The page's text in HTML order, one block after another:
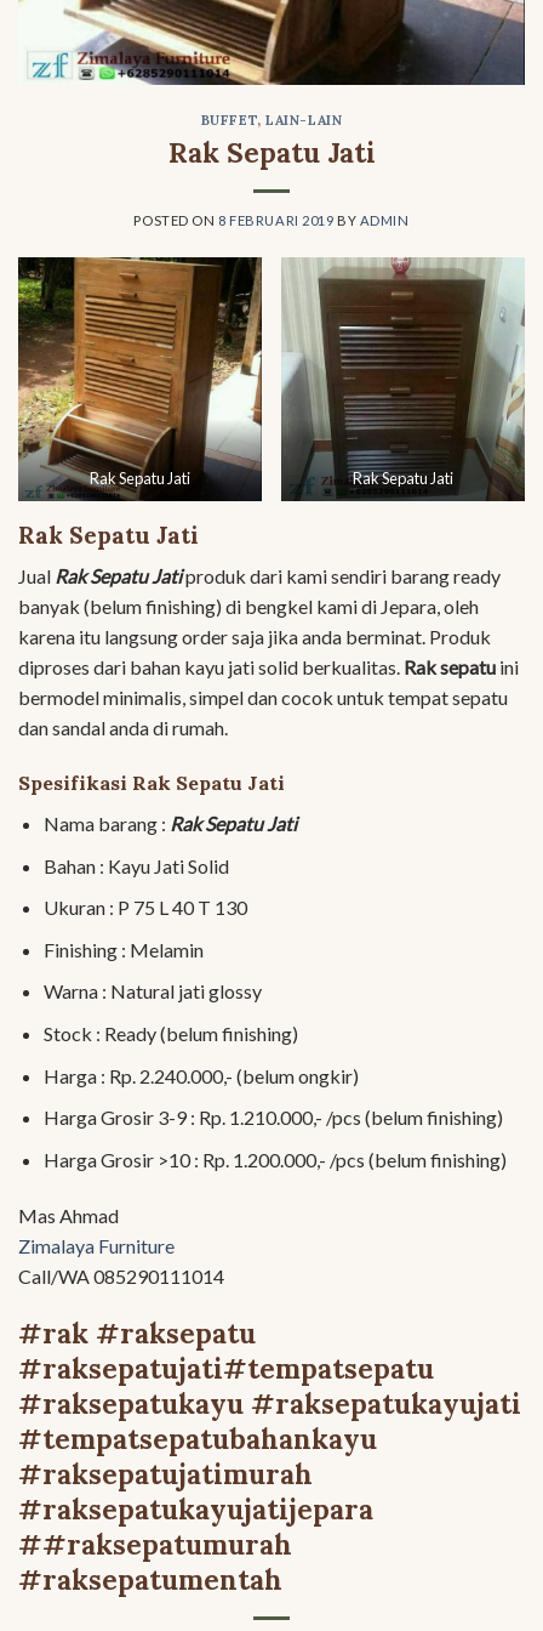
BUFFET,LAIN-LAIN
Rak Sepatu Jati
POSTED ON 8 FEBRUARI 2019 BY ADMIN
Rak Sepatu Jati Rak Sepatu Jati
Rak Sepatu Jati
Jual Rak Sepatu Jatiproduk dari kami sendiri barang ready
banyak (belum finishing) di bengkel kami di Jepara, oleh
karena itu langsung order saja jika anda berminat. Produk
diproses dari bahan kayu jati solid berkualitas. Rak sepatu ini
bermodel minimalis, simpel dan cocok untuk tempat sepatu
dan sandal anda di rumah.
Spesifikasi Rak Sepatu Jati
Nama barang : Rak Sepatu Jati
Bahan : Kayu Jati Solid
Ukuran : P 75 L 40 T 130
Finishing : Melamin
Warna : Natural jati glossy
Stock : Ready (belum finishing)
Harga : Rp. 2.240.000,- (belum ongkir)
Harga Grosir 3-9 : Rp. 1.210.000,- /pcs (belum finishing)
Harga Grosir >10 : Rp. 1.200.000,- /pcs (belum finishing)
Mas Ahmad
Zimalaya Furniture
Call/WA 085290111014
#rak #raksepatu
#raksepatujati#tempatsepatu
#raksepatukayu #raksepatukayujati
#tempatsepatubahankayu
#raksepatujatimurah
#raksepatukayujatijepara
##raksepatumurah
#raksepatumentah